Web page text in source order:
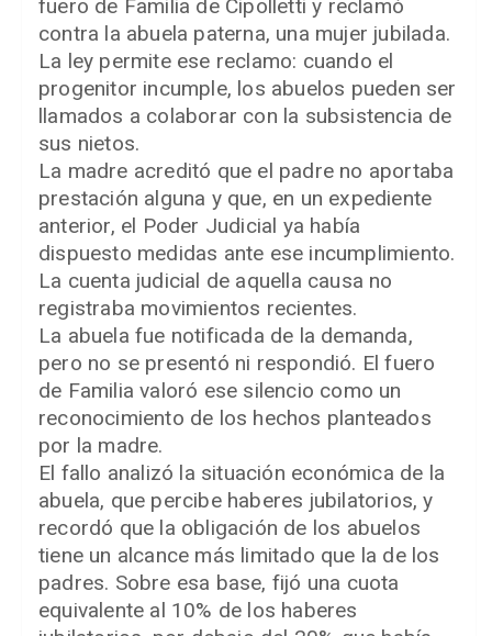
fuero de Familia de Cipolletti y reclamó
contra la abuela paterna, una mujer jubilada.
La ley permite ese reclamo: cuando el
progenitor incumple, los abuelos pueden ser
llamados a colaborar con la subsistencia de
sus nietos.
La madre acreditó que el padre no aportaba
prestación alguna y que, en un expediente
anterior, el Poder Judicial ya había
dispuesto medidas ante ese incumplimiento.
La cuenta judicial de aquella causa no
registraba movimientos recientes.
La abuela fue notificada de la demanda,
pero no se presentó ni respondió. El fuero
de Familia valoró ese silencio como un
reconocimiento de los hechos planteados
por la madre.
El fallo analizó la situación económica de la
abuela, que percibe haberes jubilatorios, y
recordó que la obligación de los abuelos
tiene un alcance más limitado que la de los
padres. Sobre esa base, fijó una cuota
equivalente al 10% de los haberes